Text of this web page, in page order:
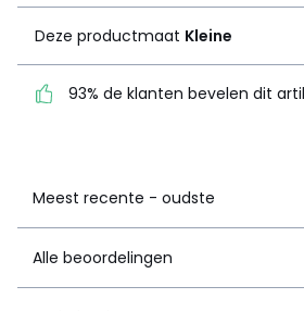
dit
Deze productmaat Kleine
93% de klanten bevelen dit
Meest recente - oudste
Alle beoordelingen